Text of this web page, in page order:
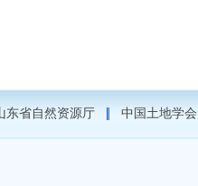
东省自然资源厅 中国土地学会